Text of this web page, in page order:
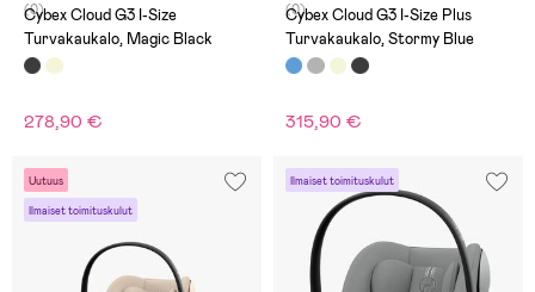
(0)
Cybex Cloud G3 I-Size
Turvakaukalo, Magic Black
278,90 €
(0)
Cybex Cloud G3 I-Size Plus
Turvakaukalo, Stormy Blue
315,90 €
Uutuus
Ilmaiset toimituskulut
Ilmaiset toimituskulut